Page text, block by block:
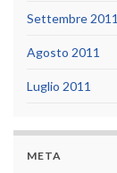
Settembre 2011
Agosto 2011
Luglio 2011
META